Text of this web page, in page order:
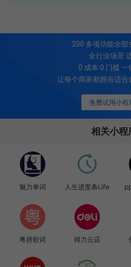
免费试用小程
200 多项功能全部
全行业场景
0 成本 0 门槛 一
让每个商家都拥有适合
相关小程
魅力单词 人生进度条Life
粤拼歌词 得力云店